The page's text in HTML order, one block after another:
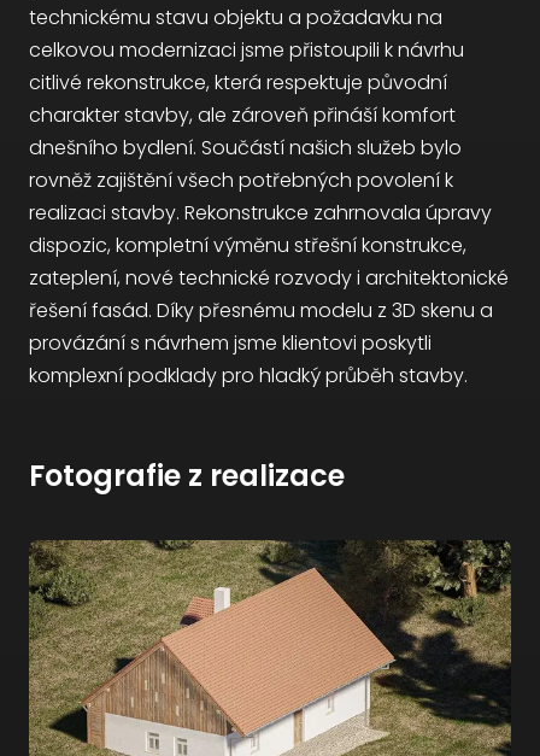
technickému stavu objektu a požadavku na
celkovou modernizaci jsme přistoupili k návrhu
citlivé rekonstrukce, která respektuje původní
charakter stavby, ale zároveň přináší komfort
dnešního bydlení. Součástí našich služeb bylo
rovněž zajištění všech potřebných povolení k
realizaci stavby. Rekonstrukce zahrnovala úpravy
dispozic, kompletní výměnu střešní konstrukce,
zateplení, nové technické rozvody i architektonické
řešení fasád. Díky přesnému modelu z 3D skenu a
provázání s návrhem jsme klientovi poskytli
komplexní podklady pro hladký průběh stavby.
Fotografie z realizace